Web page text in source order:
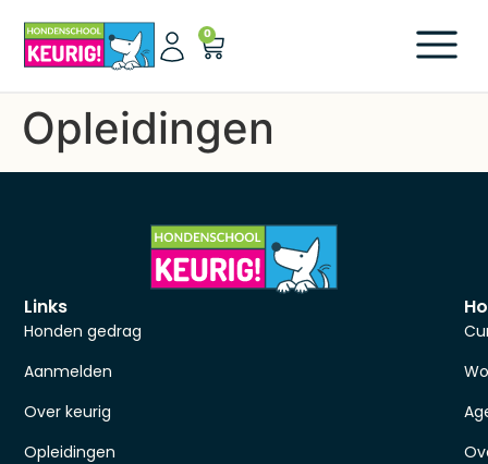
0
Opleidingen
Links
Honden gedrag
Aanmelden
Over keurig
Opleidingen